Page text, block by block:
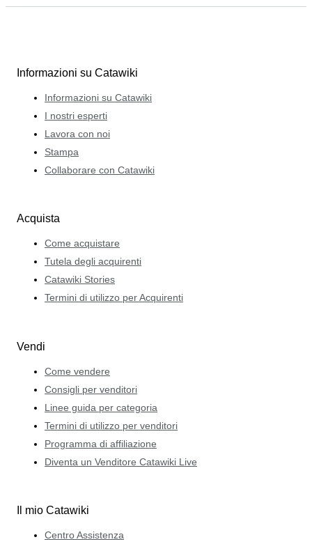
Informazioni su Catawiki
Informazioni su Catawiki
I nostri esperti
Lavora con noi
Stampa
Collaborare con Catawiki
Acquista
Come acquistare
Tutela degli acquirenti
Catawiki Stories
Termini di utilizzo per Acquirenti
Vendi
Come vendere
Consigli per venditori
Linee guida per categoria
Termini di utilizzo per venditori
Programma di affiliazione
Diventa un Venditore Catawiki Live
Il mio Catawiki
Centro Assistenza